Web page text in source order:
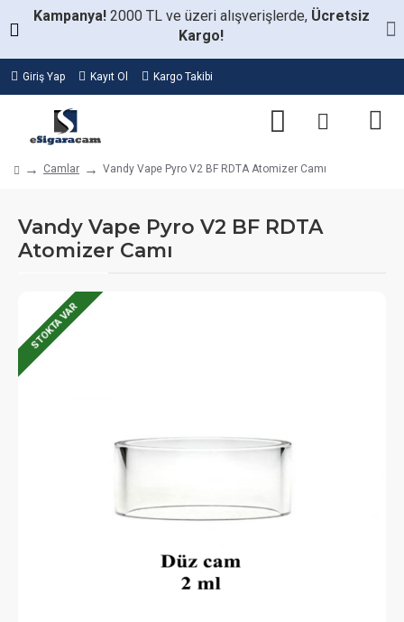
Kampanya! 2000 TL ve üzeri alışverişlerde, Ücretsiz
Kargo!
Giriş Yap Kayıt Ol Kargo Takibi
Camlar Vandy Vape Pyro V2 BF RDTA Atomizer Camı
Vandy Vape Pyro V2 BF RDTA
Atomizer Camı
STOKTA VAR